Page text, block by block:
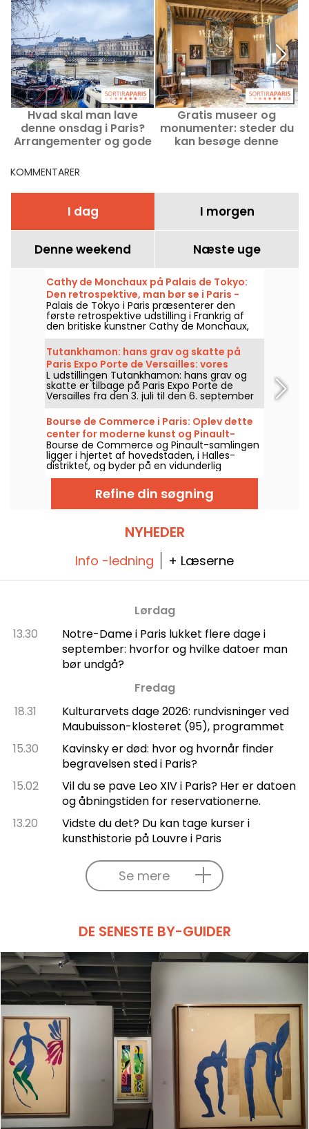
Hvad skal man lave
denne onsdag i Paris?
Arrangementer og gode
2026
Gratis museer og
monumenter: steder du
kan besøge denne
KOMMENTARER
I dag I morgen
Denne weekend Næste uge
Cathy de Monchaux på Palais de Tokyo:
Den retrospektive, man bør se i Paris -
vores billeder
Palais de Tokyo i Paris præsenterer den
første retrospektive udstilling i Frankrig af
den britiske kunstner Cathy de Monchaux,
med titlen "Studio, Wounds and Battles.
Desire is the Reiteration of Hope", fra den 3.
april til den 13. september 2026. Udstillingen
samler næsten femti værker og giver et
overblik over fire årtier af hendes skabelse,
mellem kroppe, materialer og intime
fortællinger.
Tutankhamon: hans grav og skatte på
Paris Expo Porte de Versailles: vores
billeder
L udstillingen Tutankhamon: hans grav og
skatte er tilbage på Paris Expo Porte de
Versailles fra den 3. juli til den 6. september
2026. Genopbygninger af graven,
gravskatte, audioguide, et immersivt rum og
VR-oplevelse: se, hvad der venter dig på
stedet—i billeder.
Bourse de Commerce i Paris: Oplev dette
center for moderne kunst og Pinault-
samlingen
Bourse de Commerce og Pinault-samlingen
ligger i hjertet af hovedstaden, i Halles-
distriktet, og byder på en vidunderlig
spadseretur gennem moderne kunstværker.
Her er alt, hvad du skal vide, før du besøger
dette kunstcenter.Refine din søgning
NYHEDER
Info -ledning + Læserne
Lørdag
13.30
Notre-Dame i Paris lukket flere dage i
september: hvorfor og hvilke datoer man
bør undgå?
Fredag
18.31
Kulturarvets dage 2026: rundvisninger ved
Maubuisson-klosteret (95), programmet
15.30
Kavinsky er død: hvor og hvornår finder
begravelsen sted i Paris?
15.02
Vil du se pave Leo XIV i Paris? Her er datoen
og åbningstiden for reservationerne.
13.20
Vidste du det? Du kan tage kurser i
kunsthistorie på Louvre i Paris
Se mere
DE SENESTE BY-GUIDER